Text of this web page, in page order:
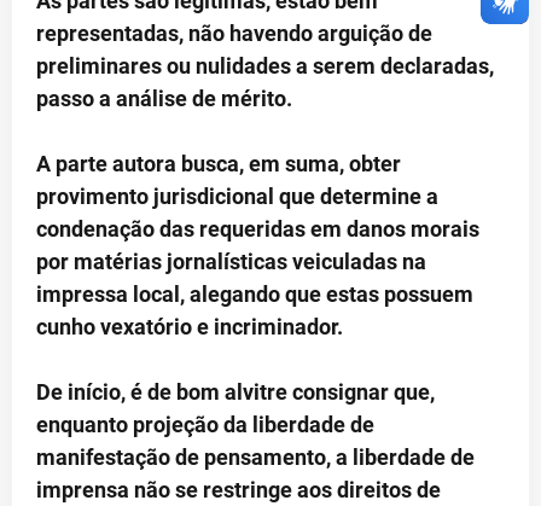
representadas, não havendo arguição de
preliminares ou nulidades a serem declaradas,
passo a análise de mérito.
A parte autora busca, em suma, obter
provimento jurisdicional que determine a
condenação das requeridas em danos morais
por matérias jornalísticas veiculadas na
impressa local, alegando que estas possuem
cunho vexatório e incriminador.
De início, é de bom alvitre consignar que,
enquanto projeção da liberdade de
manifestação de pensamento, a liberdade de
imprensa não se restringe aos direitos de